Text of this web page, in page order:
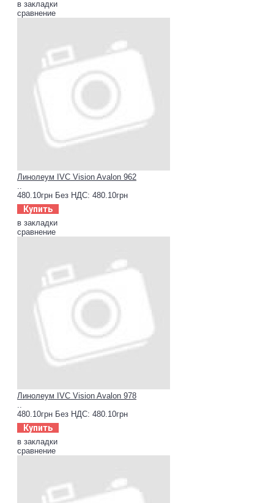
в закладки
сравнение
Линолеум IVC Vision Avalon 962
480.10грн Без НДС: 480.10грн
Купить
в закладки
сравнение
Линолеум IVC Vision Avalon 978
480.10грн Без НДС: 480.10грн
Купить
в закладки
сравнение